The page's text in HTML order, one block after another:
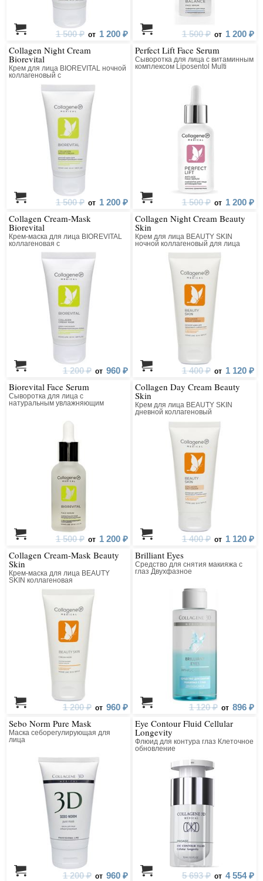
1 500 ₽ от 1 200 ₽ 1 500 ₽ от 1 200 ₽
Collagen Night Cream
Biorevital
Крем для лица BIOREVITAL ночной
коллагеновый с
1 500 ₽ от 1 200 ₽
Perfect Lift Face Serum
Сыворотка для лица с витаминным
комплексом Liposentol Multi
1 500 ₽ от 1 200 ₽
Collagen Cream-Mask
Biorevital
Крем-маска для лица BIOREVITAL
коллагеновая с
восстанавливающим комплексом
1 200 ₽ от 960 ₽
Collagen Night Cream Beauty
Skin
Крем для лица BEAUTY SKIN
ночной коллагеновый для лица
1 400 ₽ от 1 120 ₽
Biorevital Face Serum
Сыворотка для лица с
натуральным увлажняющим
1 500 ₽ от 1 200 ₽
Collagen Day Cream Beauty
Skin
Крем для лица BEAUTY SKIN
дневной коллагеновый
1 400 ₽ от 1 120 ₽
Collagen Cream-Mask Beauty
Skin
Крем-маска для лица BEAUTY
SKIN коллагеновая
1 200 ₽ от 960 ₽
Brilliant Eyes
Средство для снятия макияжа с
глаз Двухфазное
1 120 ₽ от 896 ₽
Sebo Norm Pure Mask
Маска себорегулирующая для
лица
1 200 ₽ от 960 ₽
Eye Contour Fluid Cellular
Longevity
Флюид для контура глаз Клеточное
обновление
5 693 ₽ от 4 554 ₽